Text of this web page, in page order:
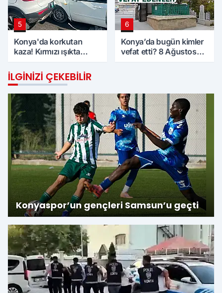
5
Konya'da korkutan
kaza! Kırmızı ışıkta
6
Konya’da bugün kimler
vefat etti? 8 Ağustos
İLGINIZI ÇEKEBILIR
Konyaspor’un gençleri Samsun’u geçti